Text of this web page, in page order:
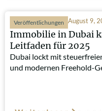
Veröffentlichungen August 9,
Immobilie in Dubai
Leitfaden für 2025
Dubai lockt mit
und modernen Freehold-